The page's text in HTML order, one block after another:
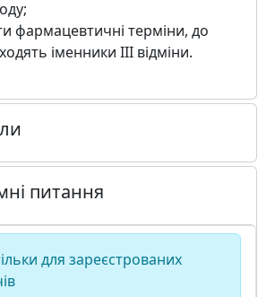
фармацевтичні терміни, до
іменники ІІІ відміни.
питання
для зареєстрованих